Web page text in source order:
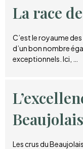
La race
C’est le royaume
d’un bon nombre
exceptionnels. Ici, …
Beaujolais
Les crus du